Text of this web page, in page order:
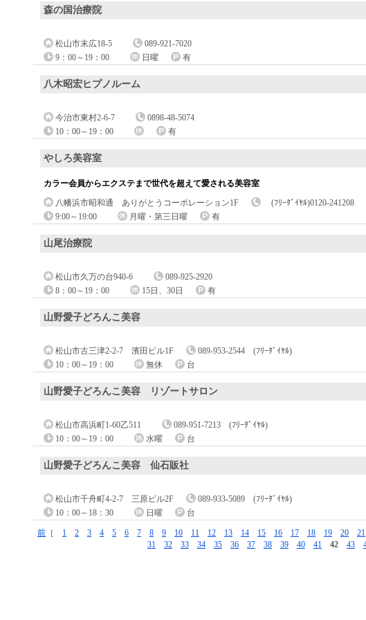
森の国治療院
松山市末広18-5
089-921-7020
9：00～19：00
日曜 有
八木昭宏ヒプノルーム
今治市東村2-6-7
0898-48-5074
10：00～19：00
有
やしろ美容室
カラー会員からエクステまで世代を超えて愛される美容室
八幡浜市昭和通 ありがとうコーポレーション1F
(ﾌﾘｰﾀﾞｲﾔﾙ)0120-241208
9:00～19:00
月曜・第三日曜 有
山尾治療院
松山市久万の台940-6
089-925-2920
8：00～19：00
15日、30日 有
山野愛子どろんこ美容
松山市古三津2-2-7 濱田ビル1F
089-953-2544 (ﾌﾘｰﾀﾞｲﾔﾙ)
10：00～19：00
無休 台
山野愛子どろんこ美容 リゾートサロン
松山市高浜町1-60乙511
089-951-7213 (ﾌﾘｰﾀﾞｲﾔﾙ)
10：00～19：00
水曜 台
山野愛子どろんこ美容 仙石販社
松山市千舟町4-2-7 三原ビル2F
089-933-5089 (ﾌﾘｰﾀﾞｲﾔﾙ)
10：00～18：30
日曜 台
前 ［ 1 2 3 4 5 6 7 8 9 10 11 12 13 14 15 16 17 18 19 20
21
31
32 33 34 35 36 37 38 39 40 41 42 43